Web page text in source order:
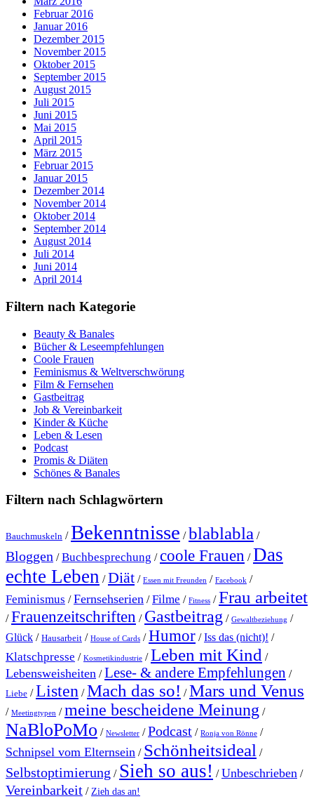
Februar 2016
Januar 2016
Dezember 2015
November 2015
Oktober 2015
September 2015
August 2015
Juli 2015
Juni 2015
Mai 2015
April 2015
März 2015
Februar 2015
Januar 2015
Dezember 2014
November 2014
Oktober 2014
September 2014
August 2014
Juli 2014
Juni 2014
April 2014
Filtern nach Kategorie
Beauty & Banales
Bücher & Leseempfehlungen
Coole Frauen
Feminismus & Weltverschwörung
Film & Fernsehen
Gastbeitrag
Job & Vereinbarkeit
Kinder & Küche
Leben & Lesen
Podcast
Promis & Diäten
Schönes & Banales
Filtern nach Schlagwörtern
Bauchmuskeln /Bekenntnisse /blablabla /
Bloggen /Buchbesprechung /coole Frauen /Das
echte Leben /Diät / Essen mit Freunden / Facebook /
Feminismus /Fernsehserien /Filme / Fitness /Frau arbeitet
/Frauenzeitschriften / Gastbeitrag / Gewaltbeziehung /
Glück / Hausarbeit / House of Cards /Humor /Iss das (nicht)! /
Klatschpresse / Kosmetikindustrie /Leben mit Kind /
Lebensweisheiten /Lese- & andere Empfehlungen /
Liebe /Listen /Mach das so! /Mars und Venus
/ Meetingtypen /meine bescheidene Meinung /
NaBloPoMo / Newsletter /Podcast / Ronja von Rönne /
Schnipsel vom Elternsein / Schönheitsideal /
Selbstoptimierung / Sieh so aus! /Unbeschrieben /
Vereinbarkeit / Zieh das an!